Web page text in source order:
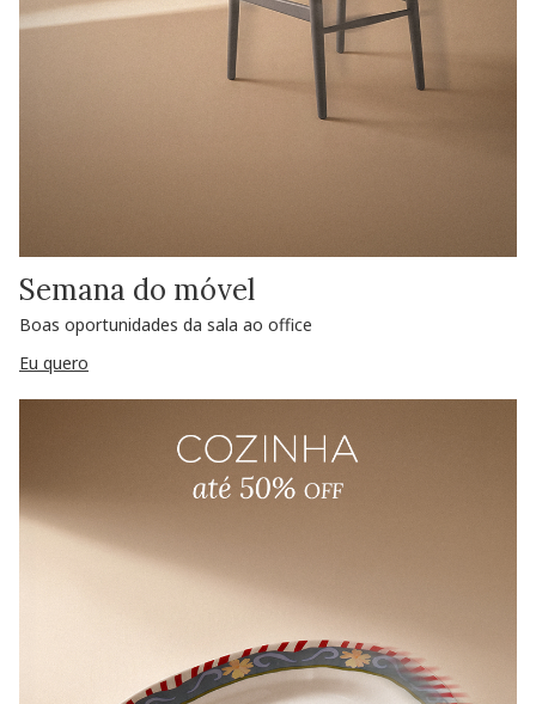
Semana do móvel
Boas oportunidades da sala ao office
Eu quero